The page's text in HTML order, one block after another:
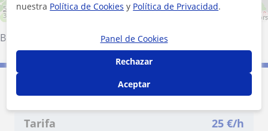
5 km
3 mi
contributors
Brunete Villanueva de la Cañada
Contacta con Beatriz
Tarifa 25 €/h
nuestra Política de Cookies y Política de Privacidad.
Panel de Cookies
Rechazar
Aceptar